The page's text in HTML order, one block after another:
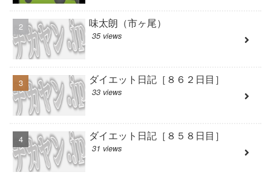
味太朗（市ヶ尾）
35 views
ダイエット日記［８６２日目］
33 views
ダイエット日記［８５８日目］
31 views